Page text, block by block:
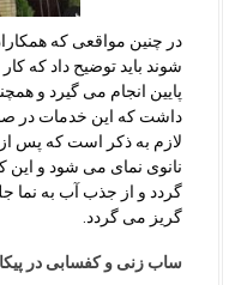
در چنین مواقعی که
شوند باید توضیح داد که
پایین انجام می گیرد و
داشت که این خدمات در
لازم به ذکر است که پس
نانوی نمای می شود و
گردد و از جذب آب به نما
گریز می گردد.
ساب زنی و کفسابی در